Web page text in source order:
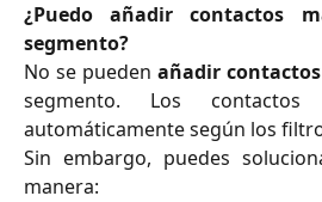
¿Puedo añadir contactos
segmento?
No se pueden añadir
segmento. Los
automáticamente según los
Sin embargo, puedes
manera: